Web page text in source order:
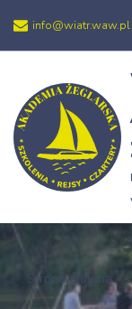
Przejdź
treści
info@wiatr.waw.pl
Strona główna»